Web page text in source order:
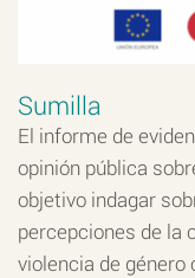
Sumilla
El informe de
opinión pública
objetivo indagar
percepciones de la
violencia de género